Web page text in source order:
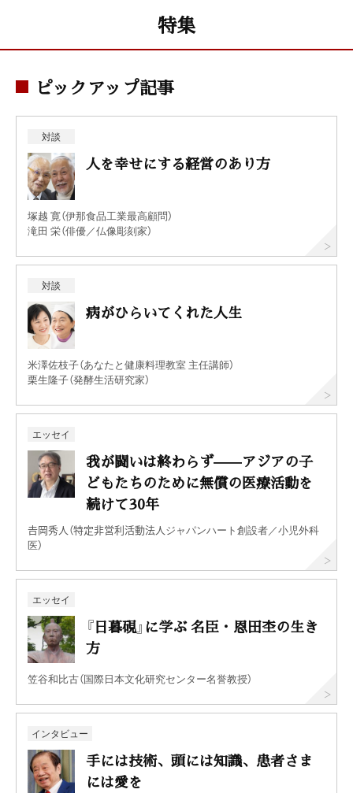
特集
ピックアップ記事
対談
人を幸せにする経営のあり方
塚越 寛（伊那食品工業最高顧問）
滝田 栄（俳優／仏像彫刻家）
対談
病がひらいてくれた人生
米澤佐枝子（あなたと健康料理教室 主任講師）
栗生隆子（発酵生活研究家）
エッセイ
我が闘いは終わらず——アジアの子
どもたちのために無償の医療活動を
続けて30年
𠮷岡秀人（特定非営利活動法人ジャパンハート創設者／小児外科
医）
エッセイ
『日暮硯』に学ぶ 名臣・恩田杢の生き
方
笠谷和比古（国際日本文化研究センター名誉教授）
インタビュー
手には技術、頭には知識、患者さま
には愛を